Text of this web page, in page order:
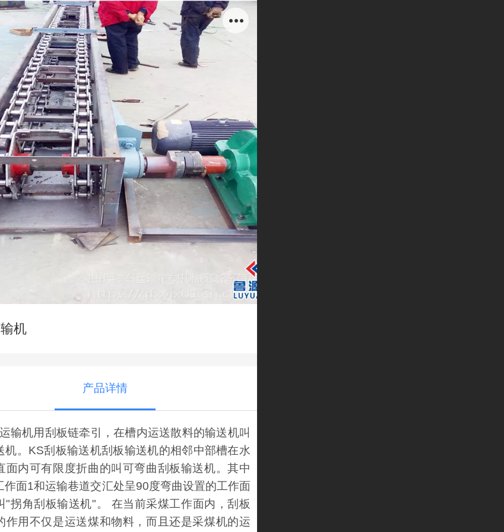
机
产品详情
输机用刮板链牵引，在槽内运送散料的输送机叫
机。KS刮板输送机刮板输送机的相邻中部槽在水
面内可有限度折曲的叫可弯曲刮板输送机。其中
作面1和运输巷道交汇处呈90度弯曲设置的工作面
"拐角刮板输送机"。 在当前采煤工作面内，刮板
作用不仅是运送煤和物料，而且还是采煤机的运